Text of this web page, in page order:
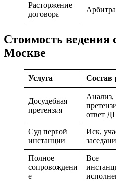
Расторжение
договора
Стоимость ведения
Москве
Услуга Состав
Досудебная
претензия
Анализ,
ответ
Суд первой
инстанции
Иск,
Полное
сопровождени
е
Все